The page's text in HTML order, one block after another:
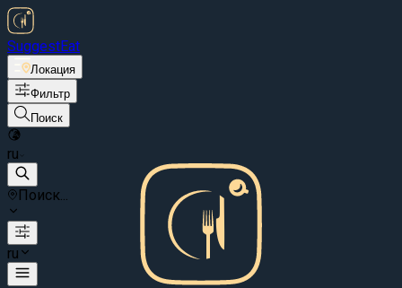
SuggestEat
Локация
Фильтр
Поиск
ru
Поиск...
ru